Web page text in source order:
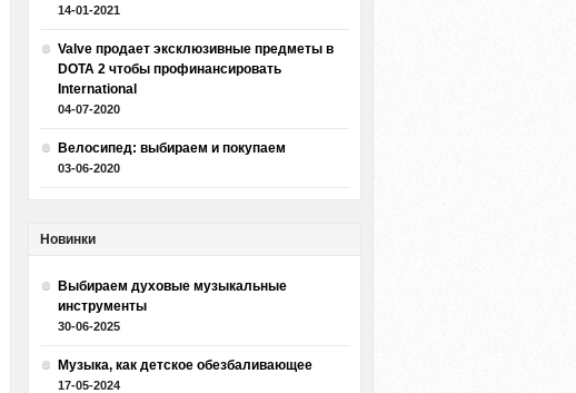
14-01-2021
Valve продает эксклюзивные предметы в
DOTA 2 чтобы профинансировать
International
04-07-2020
Велосипед: выбираем и покупаем
03-06-2020
Новинки
Выбираем духовые музыкальные
инструменты
30-06-2025
Музыка, как детское обезбаливающее
17-05-2024